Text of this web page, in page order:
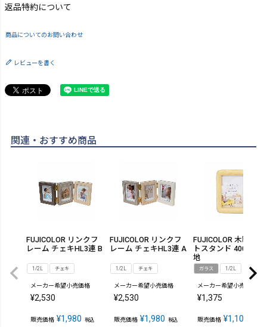
返品特約について
商品についてのお問い合わせ
レビューを書く
関連・おすすめ商品
FUJICOLOR リンクフ
レーム チェキHL3連 B
1/2L チェキ
メーカー希望小売価格
¥2,530
販売価格 ¥1,980 税込
FUJICOLOR リンクフ
レーム チェキHL3連 A
1/2L チェキ
メーカー希望小売価格
¥2,530
販売価格 ¥1,980 税込
FUJICOLOR 木製フォ
トスタンド 4001HL
地
ガラス 1/2L
メーカー希望小売価格
¥1,375
販売価格 ¥1,100